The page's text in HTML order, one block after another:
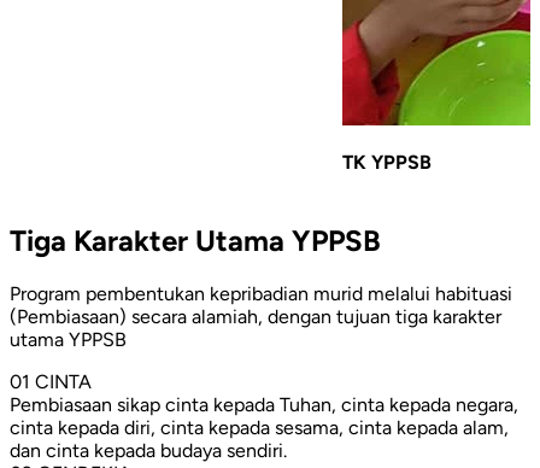
TK YPPSB
Tiga Karakter Utama YPPSB
Program pembentukan kepribadian murid melalui habituasi
(Pembiasaan) secara alamiah, dengan tujuan tiga karakter
utama YPPSB
01 CINTA
Pembiasaan sikap cinta kepada Tuhan, cinta kepada negara,
cinta kepada diri, cinta kepada sesama, cinta kepada alam,
dan cinta kepada budaya sendiri.